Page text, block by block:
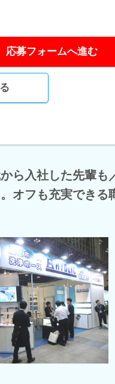
応募フォームへ進む
ら入社した先輩
オフも充実できる